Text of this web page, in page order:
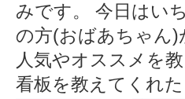
みです。 今日はい
の方(おばあちゃん
人気やオススメを
看板を教えてくれ